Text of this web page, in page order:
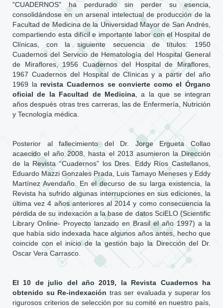
"CUADERNOS" ha perdurado sin perder su esencia,
consolidándose en un arsenal intelectual de producción de la
Facultad de Medicina de la Universidad Mayor de San Andrés,
compartiendo esta difícil e importante labor con el Hospital de
Clínicas, con la siguiente secuencia de títulos: 1950
Cuadernos del Servicio de Hematología del Hospital General
de Miraflores, 1956 Cuadernos del Hospital de Miraflores,
1967 Cuadernos del Hospital de Clínicas y a partir del año
1969 la revista Cuadernos se convierte como el Órgano
oficial de la Facultad de Medicina , a la que se integran
años después otras tres carreras, las de Enfermería, Nutrición
y Tecnología médica.
Posterior al fallecimiento del Dr. Jorge Ergueta Collao
acaecido el año 2008, hasta el 2013 asumieron la Dirección
de la Revista “Cuadernos” los Dres. Eddy Ríos Castellanos,
Eduardo Mazzi Gonzales Prada, Luis Tamayo Meneses y Eddy
Martínez Avendaño. En el decurso de su larga existencia, la
Revista ha sufrido algunas interrupciones en sus ediciones, la
última vez 4 años anteriores al 2014 y como consecuencia la
pérdida de su indexación a la base de datos SciELO (Scientific
Library Online- Proyecto lanzado en Brasil el año 1997) a la
que había sido indexada hace algunos años antes, hecho que
coincide con el inicio de la gestión bajo la Dirección del Dr.
Oscar Vera Carrasco.
El 10 de julio del año 2019, la Revista Cuadernos ha
obtenido su Re-indexación tras ser evaluada y superar los
rigurosos criterios de selección por su comité en nuestro país,